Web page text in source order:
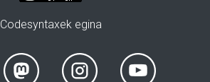
Codesyntaxek egina